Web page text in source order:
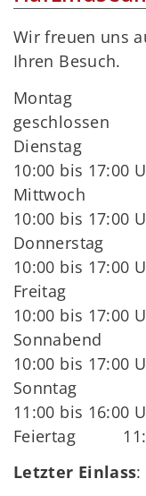
Wir freuen uns
Ihren Besuch.
Montag
geschlossen
Dienstag
10:00 bis 17:00
Mittwoch
10:00 bis 17:00
Donnerstag
10:00 bis 17:00
Freitag
10:00 bis 17:00
Sonnabend
10:00 bis 17:00
Sonntag
11:00 bis 16:00
Feiertag
Letzter Einlass: